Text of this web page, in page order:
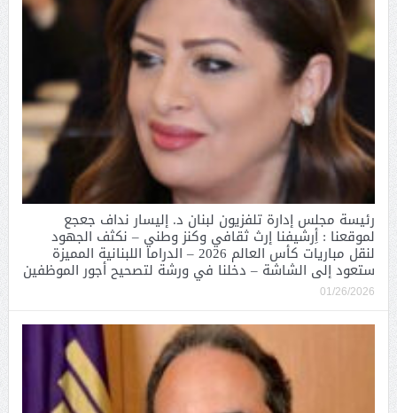
رئيسة مجلس إدارة تلفزيون لبنان د. إليسار نداف جعجع
لموقعنا : أِرشيفنا إرث ثقافي وكنز وطني – نكثف الجهود
لنقل مباريات كأس العالم 2026 – الدراما اللبنانية المميزة
ستعود إلى الشاشة – دخلنا في ورشة لتصحيح أجور الموظفين
01/26/2026